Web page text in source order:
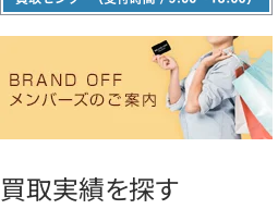
ヤ
買取実績を探す